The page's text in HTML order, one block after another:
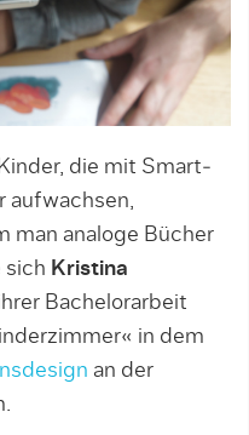
die mit Smart­
auf­wach­sen,
man analoge Bücher
sich Kristina
Bachelorarbeit
in dem
an der